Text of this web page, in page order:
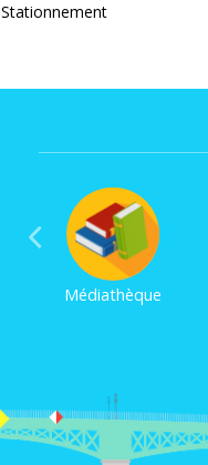
Stationnement
Médiathèque